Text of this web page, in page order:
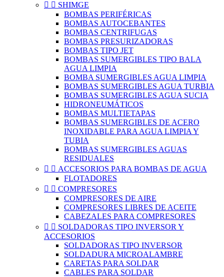
  SHIMGE
BOMBAS PERIFÉRICAS
BOMBAS AUTOCEBANTES
BOMBAS CENTRIFUGAS
BOMBAS PRESURIZADORAS
BOMBAS TIPO JET
BOMBAS SUMERGIBLES TIPO BALA
AGUA LIMPIA
BOMBA SUMERGIBLES AGUA LIMPIA
BOMBAS SUMERGIBLES AGUA TURBIA
BOMBAS SUMERGIBLES AGUA SUCIA
HIDRONEUMÁTICOS
BOMBAS MULTIETAPAS
BOMBAS SUMERGIBLES DE ACERO
INOXIDABLE PARA AGUA LIMPIA Y
TUBIA
BOMBAS SUMERGIBLES AGUAS
RESIDUALES
  ACCESORIOS PARA BOMBAS DE AGUA
FLOTADORES
  COMPRESORES
COMPRESORES DE AIRE
COMPRESORES LIBRES DE ACEITE
CABEZALES PARA COMPRESORES
  SOLDADORAS TIPO INVERSOR Y
ACCESORIOS
SOLDADORAS TIPO INVERSOR
SOLDADURA MICROALAMBRE
CARETAS PARA SOLDAR
CABLES PARA SOLDAR